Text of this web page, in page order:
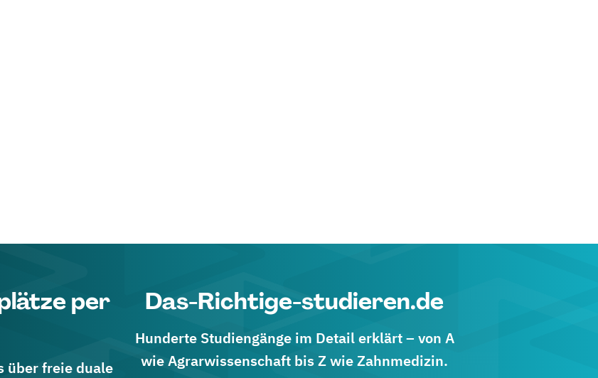
per
über freie duale
Das-Richtige-studieren.de
Hunderte Studiengänge im Detail erklärt – von A
wie Agrarwissenschaft bis Z wie Zahnmedizin.